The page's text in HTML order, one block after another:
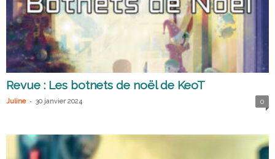
Revue : Les botnets de noël de KeoT
Juline - 30 janvier 2024 0